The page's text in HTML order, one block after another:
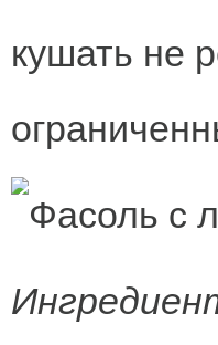
кушать не